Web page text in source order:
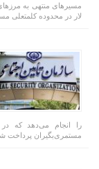
مسیر‌های منتهی به
لار در محدوده کلمتعلی
را انجام می‌دهد که
مستمری‌بگیران پرداخت